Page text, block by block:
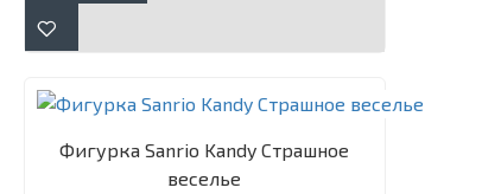
Фигурка Sanrio Kandy Страшное
веселье